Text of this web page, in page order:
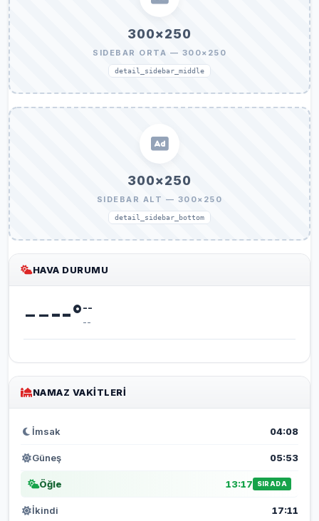
300×250
SIDEBAR ORTA — 300×250
detail_sidebar_middle
300×250
SIDEBAR ALT — 300×250
detail_sidebar_bottom
HAVA DURUMU
----°--
--
NAMAZ VAKITLERI
İmsak 04:08
Güneş 05:53
Öğle 13:17 SIRADA
İkindi 17:11